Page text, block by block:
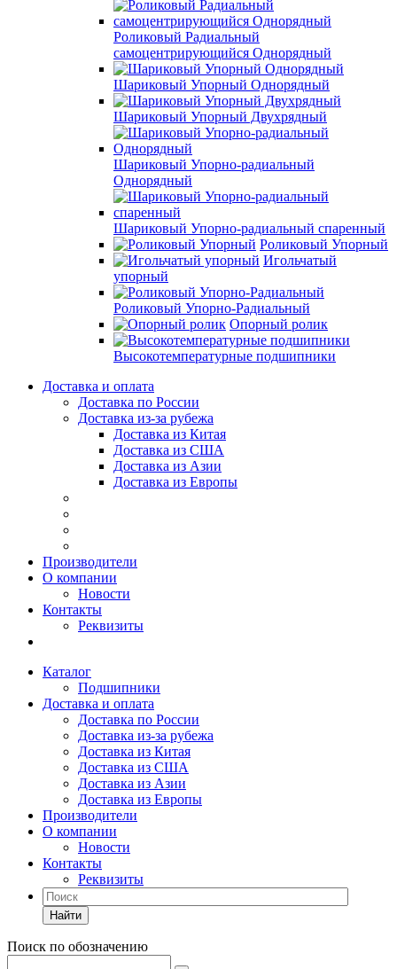
Роликовый Радиальный
самоцентрирующийся Однорядный
Шариковый Упорный Однорядный
Шариковый Упорный Двухрядный
Шариковый Упорно-радиальный
Однорядный
Шариковый Упорно-радиальный спаренный
Роликовый Упорный
Игольчатый
упорный
Роликовый Упорно-Радиальный
Опорный ролик
Высокотемпературные подшипники
Доставка и оплата
Доставка по России
Доставка из-за рубежа
Доставка из Китая
Доставка из США
Доставка из Азии
Доставка из Европы
Производители
О компании
Новости
Контакты
Реквизиты
Каталог
Подшипники
Доставка и оплата
Доставка по России
Доставка из-за рубежа
Доставка из Китая
Доставка из США
Доставка из Азии
Доставка из Европы
Производители
О компании
Новости
Контакты
Реквизиты
Найти
Поиск по обозначению